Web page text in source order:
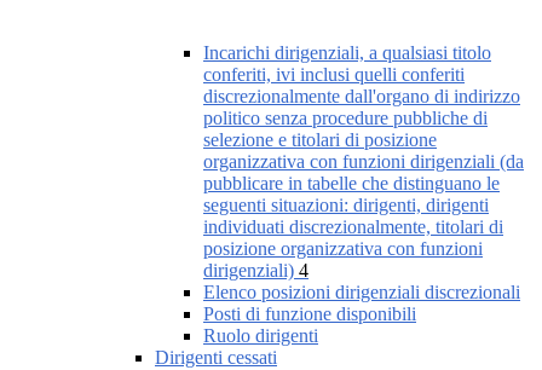
Incarichi dirigenziali, a qualsiasi titolo
conferiti, ivi inclusi quelli conferiti
discrezionalmente dall'organo di indirizzo
politico senza procedure pubbliche di
selezione e titolari di posizione
organizzativa con funzioni dirigenziali (da
pubblicare in tabelle che distinguano le
seguenti situazioni: dirigenti, dirigenti
individuati discrezionalmente, titolari di
posizione organizzativa con funzioni
dirigenziali) 4
Elenco posizioni dirigenziali discrezionali
Posti di funzione disponibili
Ruolo dirigenti
Dirigenti cessati